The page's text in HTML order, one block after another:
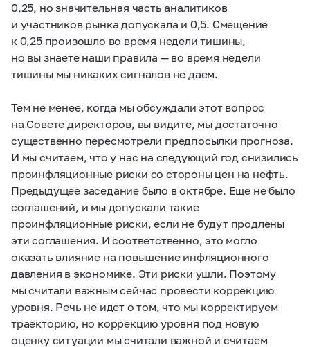
0,25, но значительная часть аналитиков
и участников рынка допускала и 0,5. Смещение
к 0,25 произошло во время недели тишины,
но вы знаете наши правила — во время недели
тишины мы никаких сигналов не даем.
Тем не менее, когда мы обсуждали этот вопрос
на Совете директоров, вы видите, мы достаточно
существенно пересмотрели предпосылки прогноза.
И мы считаем, что у нас на следующий год снизились
проинфляционные риски со стороны цен на нефть.
Предыдущее заседание было в октябре. Еще не было
соглашений, и мы допускали такие
проинфляционные риски, если не будут продлены
эти соглашения. И соответственно, это могло
оказать влияние на повышение инфляционного
давления в экономике. Эти риски ушли. Поэтому
мы считали важным сейчас провести коррекцию
уровня. Речь не идет о том, что мы корректируем
траекторию, но коррекцию уровня под новую
оценку ситуации мы считали важной и считаем